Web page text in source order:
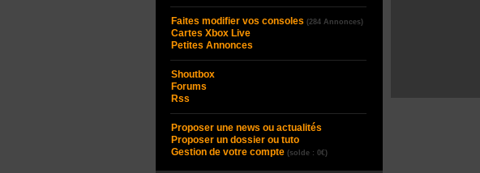
Faites modifier vos consoles (284 Annonces)
Cartes Xbox Live
Petites Annonces
Shoutbox
Forums
Rss
Proposer une news ou actualités
Proposer un dossier ou tuto
Gestion de votre compte (solde : 0€)